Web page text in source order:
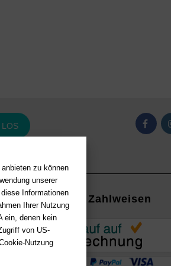
zu können
unserer
Informationen
Ihrer Nutzung
ein, denen kein
von US-
Nutzung
LOS
mit
Zahlweisen